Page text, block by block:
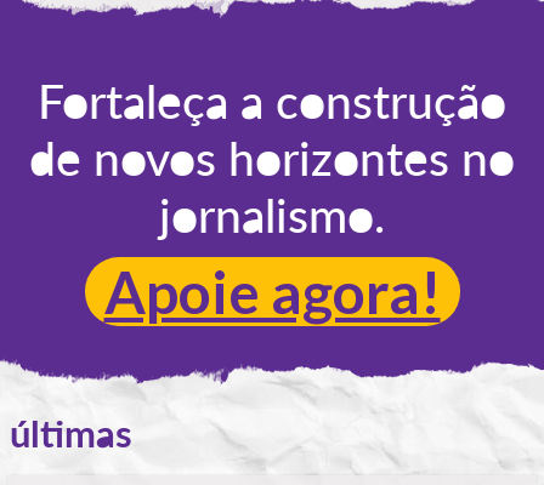
Fortaleça a construção
de novos horizontes no
jornalismo.
Apoie agora!
últimas